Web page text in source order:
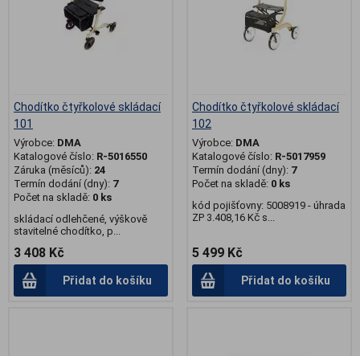
Chodítko čtyřkolové skládací
101
Výrobce: DMA
Katalogové číslo: R-5016550
Záruka (měsíců): 24
Termín dodání (dny): 7
Počet na skladě: 0 ks
skládací odlehčené, výškově
stavitelné chodítko, p...
3 408 Kč
Přidat do košíku
Chodítko čtyřkolové skládací
102
Výrobce: DMA
Katalogové číslo: R-5017959
Termín dodání (dny): 7
Počet na skladě: 0 ks
kód pojišťovny: 5008919 - úhrada
ZP 3.408,16 Kč s...
5 499 Kč
Přidat do košíku